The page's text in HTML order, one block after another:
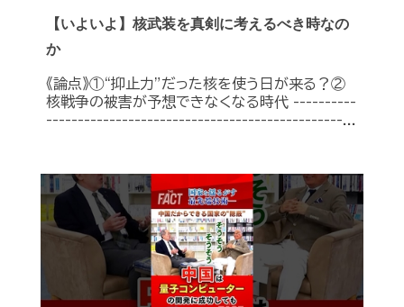
【いよいよ】核武装を真剣に考えるべき時なの
か
《論点》①“抑止力”だった核を使う日が来る？②
核戦争の被害が予想できなくなる時代 ----------
-----------------------------------------------...